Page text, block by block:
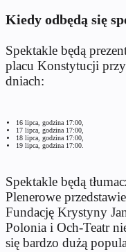
Kiedy odbędą się
Spektakle będą
placu Konstytucji
dniach:
16 lipca, godzina 17:00,
17 lipca, godzina 17:00,
18 lipca, godzina 17:00,
19 lipca, godzina 17:00.
Spektakle będą
Plenerowe
Fundację Krystyny
Polonia i Och-Teatr
się bardzo dużą